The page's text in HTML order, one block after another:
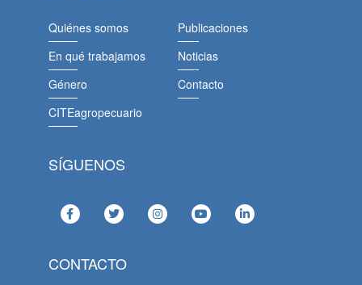
Quiénes somos
En qué trabajamos
Género
CITEagropecuario
Publicaciones
Noticias
Contacto
SÍGUENOS
CONTACTO